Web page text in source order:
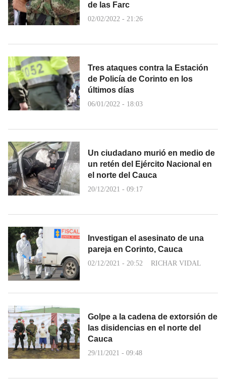
de las Farc
02/02/2022 - 21:26
Tres ataques contra la Estación
de Policía de Corinto en los
últimos días
06/01/2022 - 18:03
Un ciudadano murió en medio de
un retén del Ejército Nacional en
el norte del Cauca
20/12/2021 - 09:17
Investigan el asesinato de una
pareja en Corinto, Cauca
02/12/2021 - 20:52 RICHAR VIDAL
Golpe a la cadena de extorsión de
las disidencias en el norte del
Cauca
29/11/2021 - 09:48